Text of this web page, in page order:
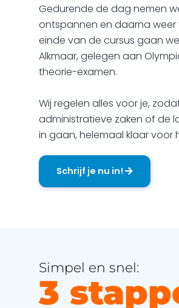
Gedurende de dag nemen
ontspannen en daarna weer
einde van de cursus gaan
Alkmaar, gelegen aan
theorie-examen.
Wij regelen alles voor je,
administratieve zaken of de
in gaan, helemaal klaar voor
Schrijf je nu in!
Simpel en snel:
3